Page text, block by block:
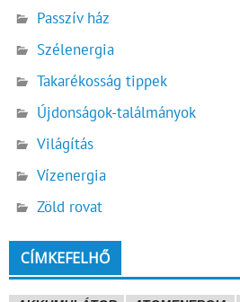
Passzív ház
Szélenergia
Takarékosság tippek
Újdonságok-találmányok
Világítás
Vízenergia
Zöld rovat
CÍMKEFELHŐ